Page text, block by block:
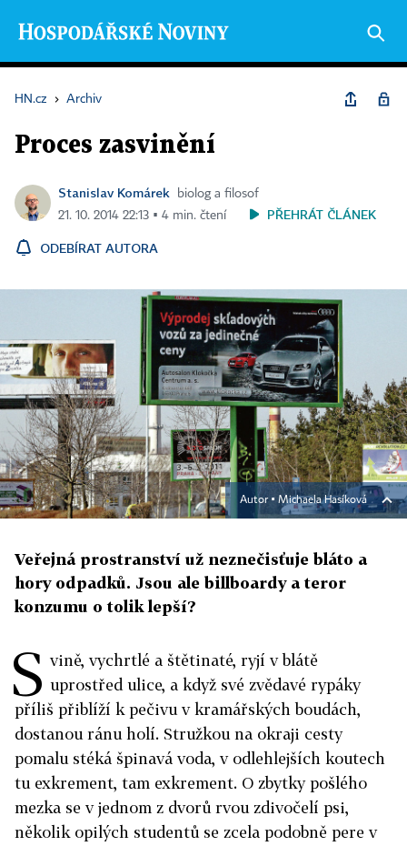
HN.cz › Archiv
Proces zasvinění
Stanislav Komárek
biolog a filosof
21. 10. 2014 22:13 ▪ 4 min. čtení
PŘEHRÁT ČLÁNEK
ODEBÍRAT AUTORA
Autor ▪ Michaela Hasíková
Veřejná prostranství už neznečisťuje bláto a
hory odpadků. Jsou ale billboardy a teror
konzumu o tolik lepší?
S vině, vychrtlé a štětinaté, ryjí v blátě
uprostřed ulice, a když své zvědavé rypáky
příliš přiblíží k pečivu v kramářských boudách,
dostanou ránu holí. Stružkou na okraji cesty
pomalu stéká špinavá voda, v odlehlejších koutech
tu exkrement, tam exkrement. O zbytky pošlého
mezka se v jednom z dvorů rvou zdivočelí psi,
několik opilých studentů se zcela podobně pere v